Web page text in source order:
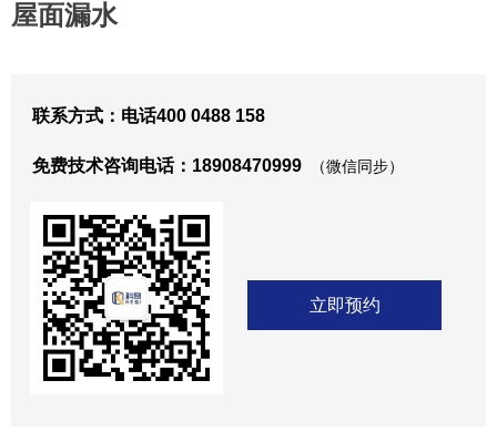
屋面漏水
联系方式：电话400 0488 158
免费技术咨询电话：18908470999 （微信同步）
立即预约